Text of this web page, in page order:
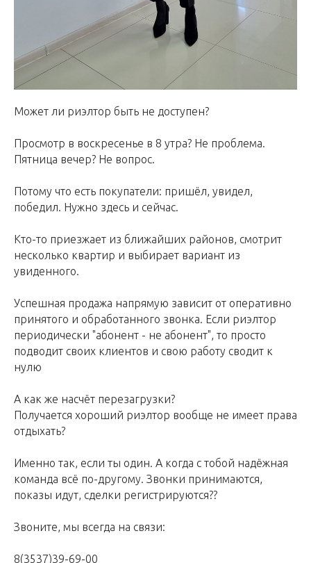
Может ли риэлтор быть не доступен?
Просмотр в воскресенье в 8 утра? Не проблема.
Пятница вечер? Не вопрос.
Потому что есть покупатели: пришёл, увидел,
победил. Нужно здесь и сейчас.
Кто-то приезжает из ближайших районов, смотрит
несколько квартир и выбирает вариант из
увиденного.
Успешная продажа напрямую зависит от оперативно
принятого и обработанного звонка. Если риэлтор
периодически "абонент - не абонент", то просто
подводит своих клиентов и свою работу сводит к
нулю
А как же насчёт перезагрузки?
Получается хороший риэлтор вообще не имеет права
отдыхать?
Именно так, если ты один. А когда с тобой надёжная
команда всё по-другому. Звонки принимаются,
показы идут, сделки регистрируются??
Звоните, мы всегда на связи:
8(3537)39-69-00